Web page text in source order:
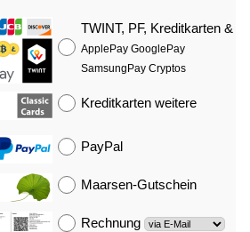
TWINT, PF, Kreditkarten &
ApplePay GooglePay
SamsungPay Cryptos
Kreditkarten weitere
PayPal
Maarsen-Gutschein
Rechnung